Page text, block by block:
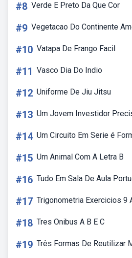
#8 Verde E Preto Da Que Cor
#9 Vegetacao Do Continente
#10 Vatapa De Frango Facil
#11 Vasco Dia Do Indio
#12 Uniforme De Jiu Jitsu
#13 Um Jovem Investidor
#14 Um Circuito Em Serie é
#15 Um Animal Com A Letra B
#16 Tudo Em Sala De Aula
#17 Trigonometria Exercicios 9
#18 Tres Onibus A B E C
#19 Três Formas De Reutilizar